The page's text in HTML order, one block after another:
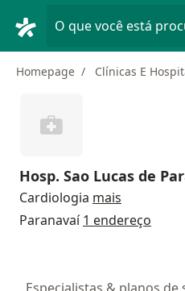
O que você está
Homepage Clínicas E
Hosp. Sao Lucas de
Cardiologia mais
Paranavaí1 endereço